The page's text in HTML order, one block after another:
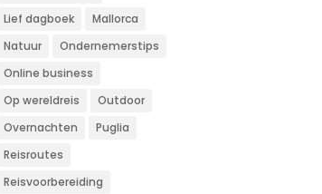
Lief dagboek
Mallorca
Natuur
Ondernemerstips
Online business
Op wereldreis
Outdoor
Overnachten
Puglia
Reisroutes
Reisvoorbereiding